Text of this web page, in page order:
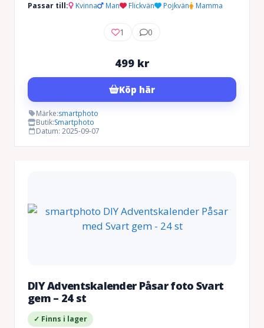
Passar till: Kvinna Man Flickvän Pojkvän Mamma
1 0
499 kr
Köp här
Märke:smartphoto
Butik:Smartphoto
Datum: 2025-09-07
DIY Adventskalender Påsar foto Svart
gem – 24 st
✓ Finns i lager